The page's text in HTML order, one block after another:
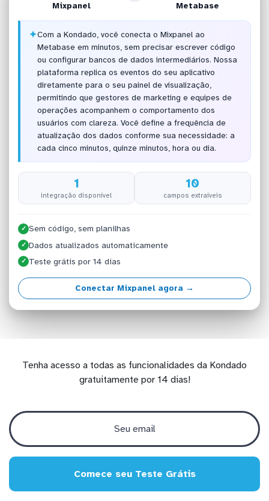
Mixpanel Metabase
✦Com a Kondado, você conecta o Mixpanel ao
Metabase em minutos, sem precisar escrever código
ou configurar bancos de dados intermediários. Nossa
plataforma replica os eventos do seu aplicativo
diretamente para o seu painel de visualização,
permitindo que gestores de marketing e equipes de
operações acompanhem o comportamento dos
usuários com clareza. Você define a frequência de
atualização dos dados conforme sua necessidade: a
cada cinco minutos, quinze minutos, hora ou dia.
1
integração disponível
10
campos extraíveis
✓ Sem código, sem planilhas
✓ Dados atualizados automaticamente
✓ Teste grátis por 14 dias
Conectar Mixpanel agora →
Tenha acesso a todas as funcionalidades da Kondado
gratuitamente por 14 dias!
Comece seu Teste Grátis